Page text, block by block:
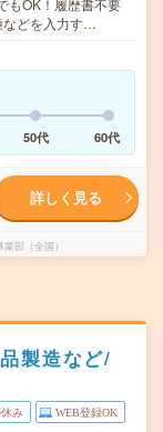
もOK！履歴書不要
などを入力す…
50代 60代
詳しく見る
部（全国）
製造など/
み WEB登録OK